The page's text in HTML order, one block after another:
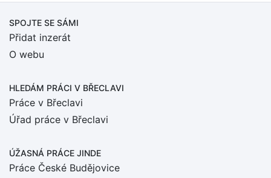
SPOJTE SE SÁMI
Přidat inzerát
O webu
HLEDÁM PRÁCI V BŘECLAVI
Práce v Břeclavi
Úřad práce v Břeclavi
ÚŽASNÁ PRÁCE JINDE
Práce České Budějovice